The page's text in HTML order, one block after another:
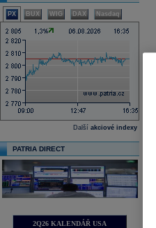
PX BUX WIG DAX Nasdaq
Další akciové indexy
PATRIA DIRECT
2Q26 KALENDÁŘ USA